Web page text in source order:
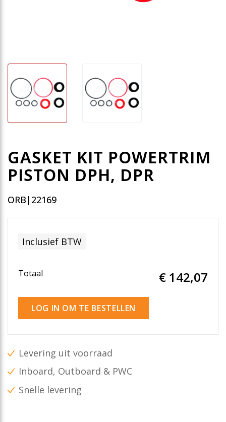
GASKET KIT POWERTRIM
PISTON DPH, DPR
ORB|22169
Inclusief BTW
Totaal € 142,07
LOG IN OM TE BESTELLEN
Levering uit voorraad
Inboard, Outboard & PWC
Snelle levering